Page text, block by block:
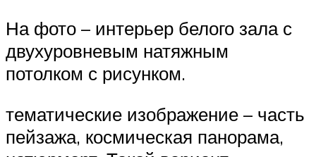
На фото – интерьер белого зала с
двухуровневым натяжным
потолком с рисунком.
тематические изображение – часть
пейзажа, космическая панорама,